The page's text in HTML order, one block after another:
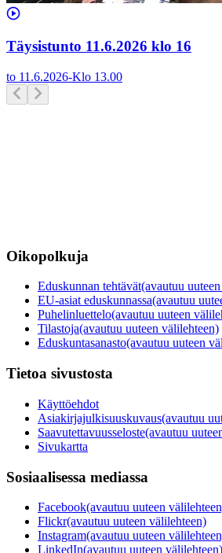
Täysistunto 11.6.2026 klo 16
to 11.6.2026-Klo 13.00
Oikopolkuja
Eduskunnan tehtävät(avautuu
EU-asiat eduskunnassa(avautuu
Puhelinluettelo(avautuu uuteen
Tilastoja(avautuu uuteen välilehteen)
Eduskuntasanasto(avautuu uuteen
Tietoa sivustosta
Käyttöehdot
Asiakirjajulkisuuskuvaus(avautuu
Saavutettavuusseloste(avautuu
Sivukartta
Sosiaalisessa mediassa
Facebook(avautuu uuteen
Flickr(avautuu uuteen välilehteen)
Instagram(avautuu uuteen
LinkedIn(avautuu uuteen välilehteen)